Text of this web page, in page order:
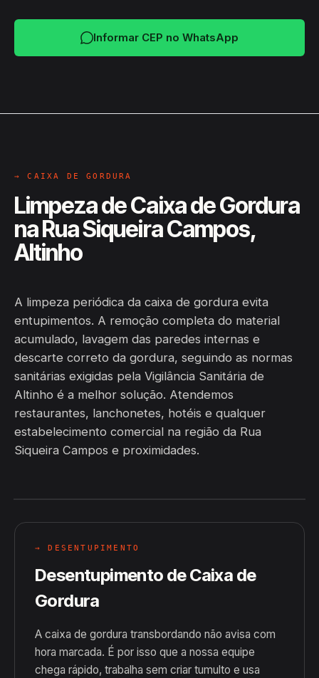
Informar CEP no WhatsApp
→ CAIXA DE GORDURA
Limpeza de Caixa de Gordura
na Rua Siqueira Campos,
Altinho
A limpeza periódica da caixa de gordura evita
entupimentos. A remoção completa do material
acumulado, lavagem das paredes internas e
descarte correto da gordura, seguindo as normas
sanitárias exigidas pela Vigilância Sanitária de
Altinho é a melhor solução. Atendemos
restaurantes, lanchonetes, hotéis e qualquer
estabelecimento comercial na região da Rua
Siqueira Campos e proximidades.
→ DESENTUPIMENTO
Desentupimento de Caixa de
Gordura
A caixa de gordura transbordando não avisa com
hora marcada. É por isso que a nossa equipe
chega rápido, trabalha sem criar tumulto e usa